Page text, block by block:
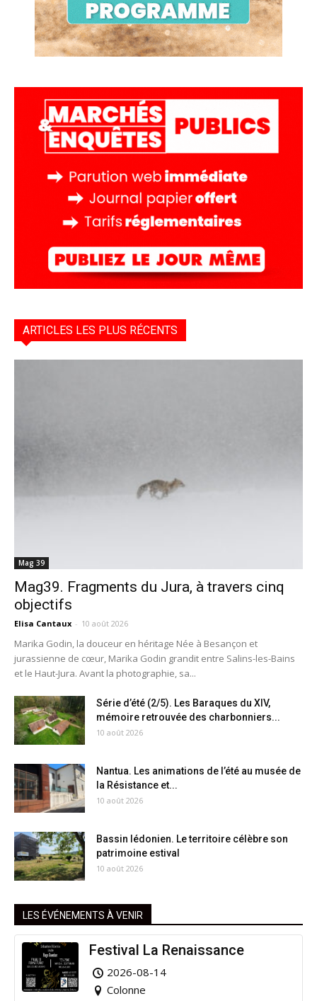
ARTICLES LES PLUS RÉCENTS
Mag 39
Mag39. Fragments du Jura, à travers cinq
objectifs
Elisa Cantaux - 10 août 2026
Marika Godin, la douceur en héritage Née à Besançon et
jurassienne de cœur, Marika Godin grandit entre Salins-les-Bains
et le Haut-Jura. Avant la photographie, sa...
Série d’été (2/5). Les Baraques du XIV,
mémoire retrouvée des charbonniers...
10 août 2026
Nantua. Les animations de l’été au musée de
la Résistance et...
10 août 2026
Bassin lédonien. Le territoire célèbre son
patrimoine estival
10 août 2026
LES ÉVÉNEMENTS À VENIR
Festival La Renaissance
2026-08-14
Colonne